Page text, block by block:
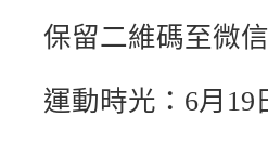
保留二維碼至微信
運動時光：6月19